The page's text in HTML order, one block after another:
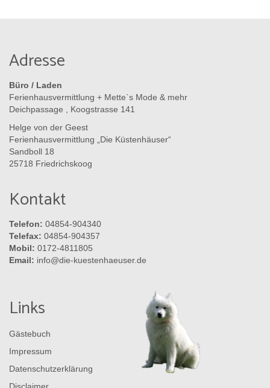
Adresse
Büro / Laden
Ferienhausvermittlung + Mette`s Mode & mehr
Deichpassage , Koogstrasse 141
Helge von der Geest
Ferienhausvermittlung „Die Küstenhäuser“
Sandboll 18
25718 Friedrichskoog
Kontakt
Telefon: 04854-904340
Telefax: 04854-904357
Mobil: 0172-4811805
Email: info@die-kuestenhaeuser.de
Links
Gästebuch
Impressum
Datenschutzerklärung